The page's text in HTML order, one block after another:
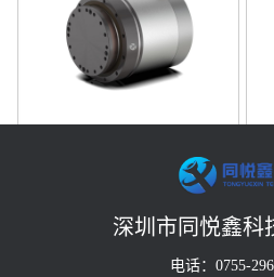
深圳市同悦鑫科
电话：0755-